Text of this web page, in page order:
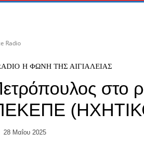
Radio
Η ΦΩΝΉ ΤΗΣ ΑΙΓΙΆΛΕΙΑΣ
στο
28 Μαΐου 2025